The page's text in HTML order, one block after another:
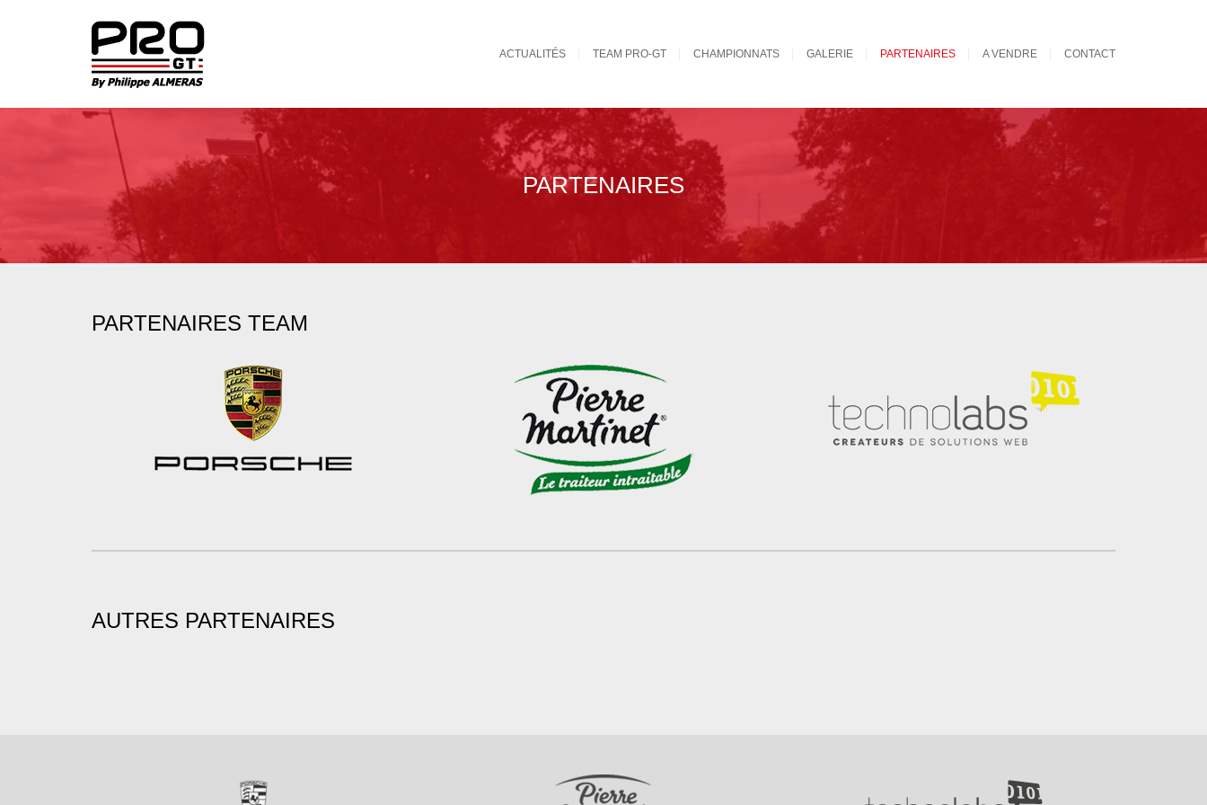
ACTUALITÉS TEAM PRO-GT CHAMPIONNATS GALERIE PARTENAIRES A VENDRE CONTACT
PARTENAIRES
PARTENAIRES TEAM
AUTRES PARTENAIRES